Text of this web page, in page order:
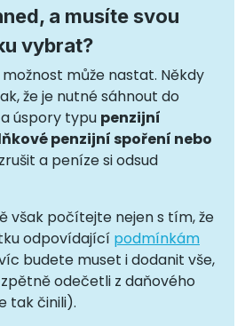
a musíte svou
vybrat?
může nastat. Někdy
že je nutné sáhnout do
a úspory typu penzijní
penzijní spoření nebo
zrušit a peníze si odsud
však počítejte nejen s tím, že
odpovídající podmínkám
budete muset i dodanit vše,
odečetli z daňového
tak činili).